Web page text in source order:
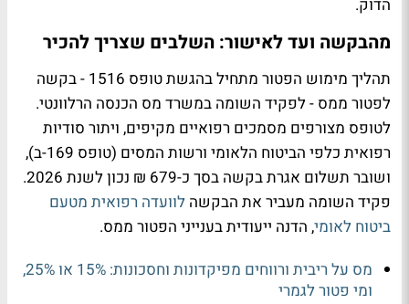
הדוק.
מהבקשה ועד לאישור: השלבים שצריך להכיר
תהליך מימוש הפטור מתחיל בהגשת טופס 1516 - בקשה
לפטור ממס - לפקיד השומה במשרד מס הכנסה הרלוונטי.
לטופס מצורפים מסמכים רפואיים מקיפים, ויתור סודיות
רפואית כלפי הביטוח הלאומי ורשות המסים (טופס 169-ב),
ושובר תשלום אגרת בקשה בסך כ-679 ₪ נכון לשנת 2026.
פקיד השומה מעביר את הבקשה לוועדה רפואית מטעם
ביטוח לאומי, הדנה ייעודית בענייני הפטור ממס.
מס על ריבית ורווחים מפיקדונות וחסכונות: 15% או 25%,
ומי פטור לגמרי